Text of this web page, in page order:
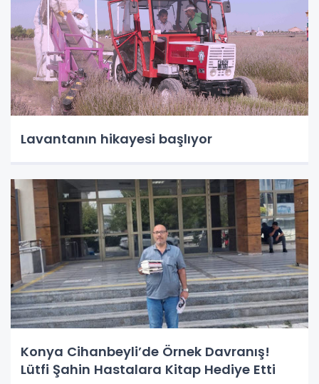
Lavantanın hikayesi başlıyor
Konya Cihanbeyli’de Örnek Davranış!
Lütfi Şahin Hastalara Kitap Hediye Etti